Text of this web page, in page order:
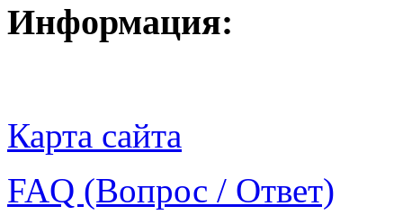
Информация:
Карта сайта
FAQ (Вопрос / Ответ)